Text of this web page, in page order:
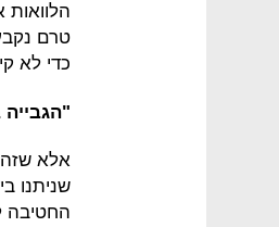
הלוואות
טרם
כדי לא
אלא שזה
שניתנו
החטיבה